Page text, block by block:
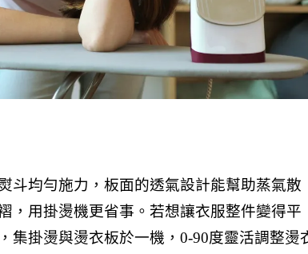
斗均勻施力，板面的透氣設計能幫助蒸氣散
，用掛燙機更省事。若想讓衣服整件變得平
，集掛燙與燙衣板於一機，0-90度靈活調整燙